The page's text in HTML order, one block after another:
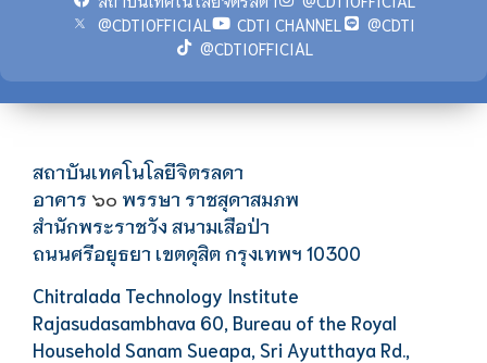
@CDTIOFFICIAL
CDTI CHANNEL
@CDTI
@CDTIOFFICIAL
สถาบันเทคโนโลยีจิตรลดา
อาคาร ๖๐ พรรษา ราชสุดาสมภพ
สำนักพระราชวัง สนามเสือป่า
ถนนศรีอยุธยา เขตดุสิต กรุงเทพฯ 10300
Chitralada Technology Institute
Rajasudasambhava 60, Bureau of the Royal
Household Sanam Sueapa, Sri Ayutthaya Rd.,